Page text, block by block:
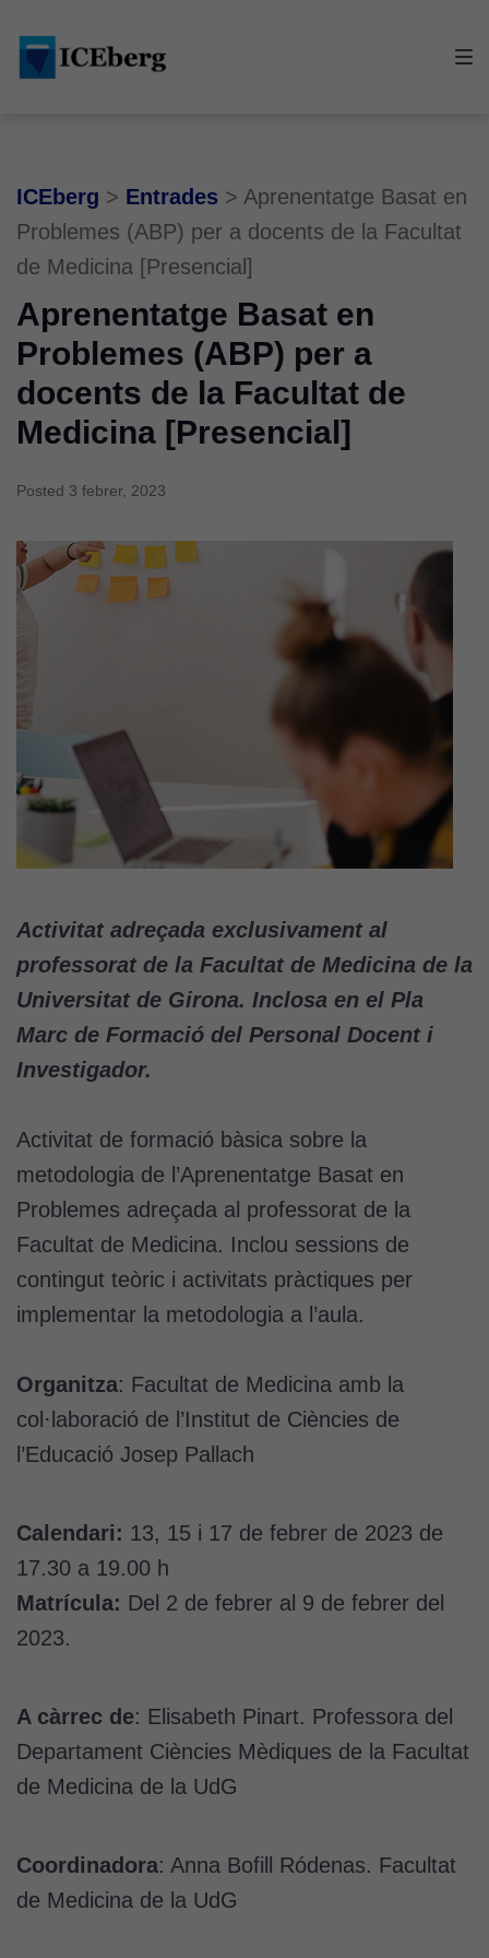
main
content
footer
ICEberg > Entrades > Aprenentatge Basat en
Problemes (ABP) per a docents de la Facultat
de Medicina [Presencial]
Aprenentatge Basat en
Problemes (ABP) per a
docents de la Facultat de
Medicina [Presencial]
Posted 3 febrer, 2023
Activitat adreçada exclusivament al
professorat de la Facultat de Medicina de la
Universitat de Girona. Inclosa en el Pla
Marc de Formació del Personal Docent i
Investigador.
Activitat de formació bàsica sobre la
metodologia de l’Aprenentatge Basat en
Problemes adreçada al professorat de la
Facultat de Medicina. Inclou sessions de
contingut teòric i activitats pràctiques per
implementar la metodologia a l’aula.
Organitza: Facultat de Medicina amb la
col·laboració de l’Institut de Ciències de
l’Educació Josep Pallach
Calendari: 13, 15 i 17 de febrer de 2023 de
17.30 a 19.00 h
Matrícula: Del 2 de febrer al 9 de febrer del
2023.
A càrrec de: Elisabeth Pinart. Professora del
Departament Ciències Mèdiques de la Facultat
de Medicina de la UdG
Coordinadora: Anna Bofill Ródenas. Facultat
de Medicina de la UdG